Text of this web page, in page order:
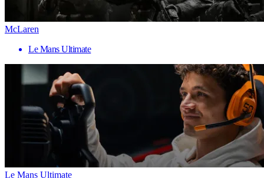
McLaren
Le Mans Ultimate
Le Mans Ultimate